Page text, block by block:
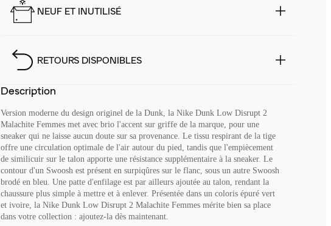
NEUF ET INUTILISÉ
RETOURS DISPONIBLES
Description
Version moderne du design originel de la Dunk, la Nike Dunk Low Disrupt 2
Malachite Femmes met avec brio l'accent sur griffe de la marque, pour une
sneaker qui ne laisse aucun doute sur sa provenance. Le tissu respirant de la tige
offre une circulation optimale de l'air autour du pied, tandis que l'empiècement
de similicuir sur le talon apporte une résistance supplémentaire à la sneaker. Le
contour d'un Swoosh est présent en surpiqûres sur le flanc, sous un autre Swoosh
brodé en bleu. Une patte d'enfilage est par ailleurs ajoutée au talon, rendant la
chaussure plus simple à mettre et à enlever. Présentée dans un coloris épuré vert
et ivoire, la Nike Dunk Low Disrupt 2 Malachite Femmes mérite bien sa place
dans votre collection : ajoutez-la dès maintenant.